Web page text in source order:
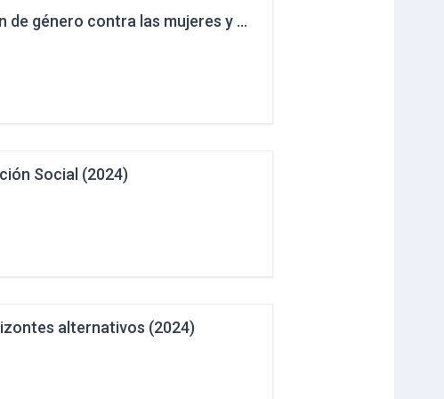
Diploma Superior en Medición de violencia por razón de género contra las mujeres y de femicidio-feminicidio (2024)
Social (2024)
alternativos (2024)